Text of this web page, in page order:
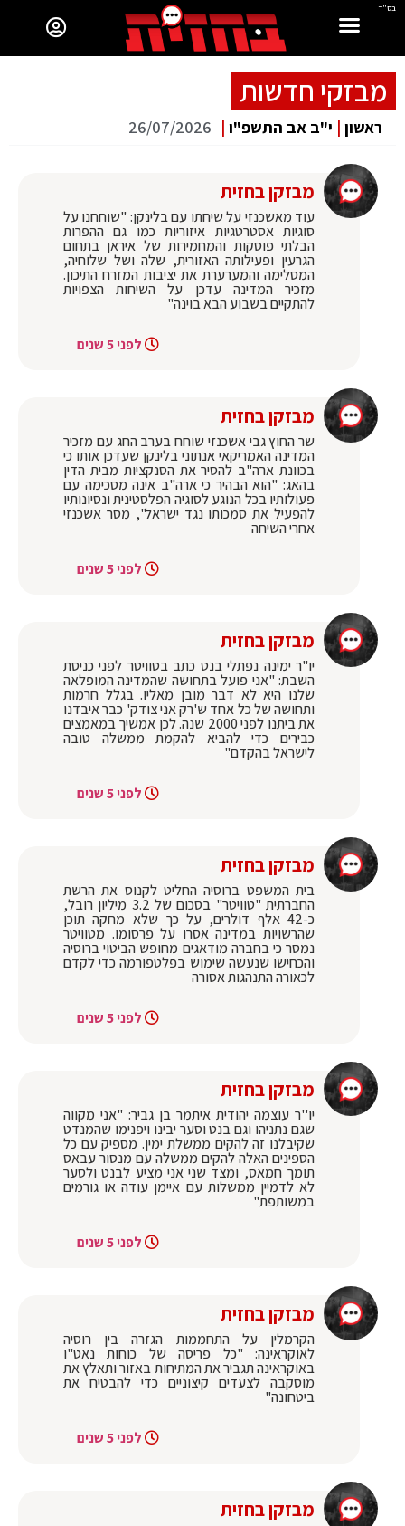
בס"ד
מבזקי חדשות
ראשון | י"ב אב התשפ"ו |
26/07/2026
מבזקן בחזית
עוד מאשכנזי על שיחתו עם בלינקן: "שוחחנו על
סוגיות אסטרטגיות איזוריות כמו גם ההפרות
הבלתי פוסקות והמחמירות של איראן בתחום
הגרעין ופעילותה האזורית, שלה ושל שלוחיה,
המסלימה והמערערת את יציבות המזרח התיכון.
מזכיר המדינה עדכן על השיחות הצפויות
להתקיים בשבוע הבא בוינה"
לפני 5 שנים
מבזקן בחזית
שר החוץ גבי אשכנזי שוחח בערב החג עם מזכיר
המדינה האמריקאי אנתוני בלינקן שעדכן אותו כי
בכוונת ארה"ב להסיר את הסנקציות מבית הדין
בהאג: "הוא הבהיר כי ארה"ב אינה מסכימה עם
פעולותיו בכל הנוגע לסוגיה הפלסטינית ונסיונותיו
להפעיל את סמכותו נגד ישראל", מסר אשכנזי
אחרי השיחה
לפני 5 שנים
מבזקן בחזית
יו"ר ימינה נפתלי בנט כתב בטוויטר לפני כניסת
השבת: "אני פועל בתחושה שהמדינה המופלאה
שלנו היא לא דבר מובן מאליו. בגלל חרמות
ותחושה של כל אחד ש'רק אני צודק' כבר איבדנו
את ביתנו לפני 2000 שנה. לכן אמשיך במאמצים
כבירים כדי להביא להקמת ממשלה טובה
לישראל בהקדם"
לפני 5 שנים
מבזקן בחזית
בית המשפט ברוסיה החליט לקנוס את הרשת
החברתית "טוויטר" בסכום של 3.2 מיליון רובל,
כ-42 אלף דולרים, על כך שלא מחקה תוכן
שהרשויות במדינה אסרו על פרסומו. מטוויטר
נמסר כי בחברה מודאגים מחופש הביטוי ברוסיה
והכחישו שנעשה שימוש בפלטפורמה כדי לקדם
לכאורה התנהגות אסורה
לפני 5 שנים
מבזקן בחזית
יו''ר עוצמה יהודית איתמר בן גביר: "אני מקווה
שגם נתניהו וגם בנט וסער יבינו ויפנימו שהמנדט
שקיבלנו זה להקים ממשלת ימין. מספיק עם כל
הספינים האלה להקים ממשלה עם מנסור עבאס
תומך חמאס, ומצד שני אני מציע לבנט ולסער
לא לדמיין ממשלות עם איימן עודה או גורמים
במשותפת"
לפני 5 שנים
מבזקן בחזית
הקרמלין על התחממות הגזרה בין רוסיה
לאוקראינה: "כל פריסה של כוחות נאט"ו
באוקראינה תגביר את המתיחות באזור ותאלץ את
מוסקבה לצעדים קיצוניים כדי להבטיח את
ביטחונה"
לפני 5 שנים
מבזקן בחזית